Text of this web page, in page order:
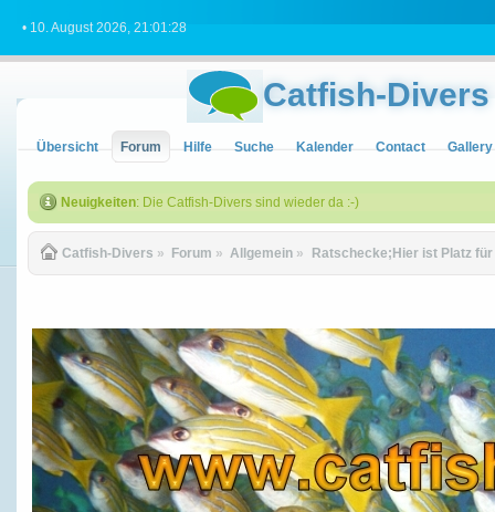
• 10. August 2026, 21:01:28
Catfish-Divers
Übersicht Forum Hilfe Suche Kalender Contact Gallery
Neuigkeiten: Die Catfish-Divers sind wieder da :-)
Catfish-Divers » Forum » Allgemein » Ratschecke;Hier ist Platz